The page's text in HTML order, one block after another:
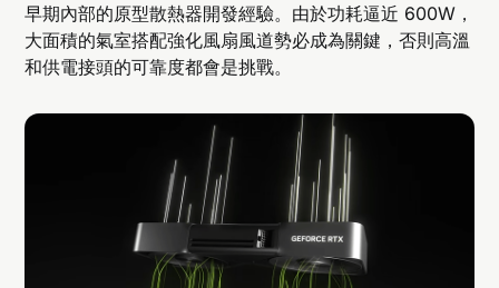
早期內部的原型散熱器開發經驗。由於功耗逼近 600W，
大面積的氣室搭配強化風扇風道勢必成為關鍵，否則高溫
和供電接頭的可靠度都會是挑戰。